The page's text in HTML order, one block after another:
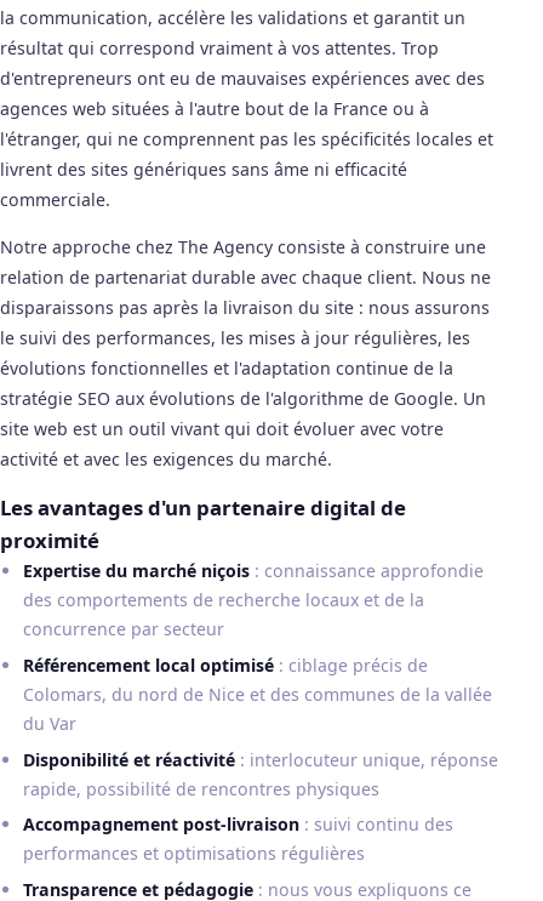
la communication, accélère les validations et garantit un
résultat qui correspond vraiment à vos attentes. Trop
d'entrepreneurs ont eu de mauvaises expériences avec des
agences web situées à l'autre bout de la France ou à
l'étranger, qui ne comprennent pas les spécificités locales et
livrent des sites génériques sans âme ni efficacité
commerciale.
Notre approche chez The Agency consiste à construire une
relation de partenariat durable avec chaque client. Nous ne
disparaissons pas après la livraison du site : nous assurons
le suivi des performances, les mises à jour régulières, les
évolutions fonctionnelles et l'adaptation continue de la
stratégie SEO aux évolutions de l'algorithme de Google. Un
site web est un outil vivant qui doit évoluer avec votre
activité et avec les exigences du marché.
Les avantages d'un partenaire digital de
proximité
Expertise du marché niçois : connaissance approfondie
des comportements de recherche locaux et de la
concurrence par secteur
Référencement local optimisé : ciblage précis de
Colomars, du nord de Nice et des communes de la vallée
du Var
Disponibilité et réactivité : interlocuteur unique, réponse
rapide, possibilité de rencontres physiques
Accompagnement post-livraison : suivi continu des
performances et optimisations régulières
Transparence et pédagogie : nous vous expliquons ce